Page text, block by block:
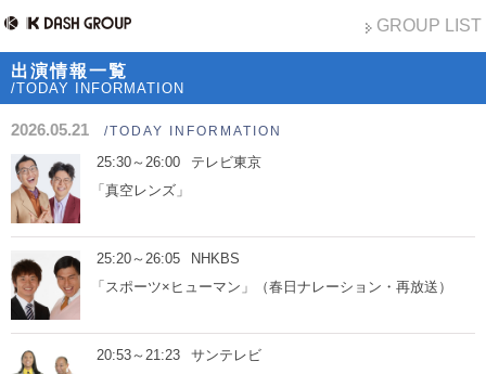
GROUP LIST
出演情報一覧
/TODAY INFORMATION
2026.05.21 /TODAY INFORMATION
25:30～26:00
テレビ東京
「真空レンズ」
25:20～26:05
NHKBS
「スポーツ×ヒューマン」（春日ナレーション・再放送）
20:53～21:23
サンテレビ